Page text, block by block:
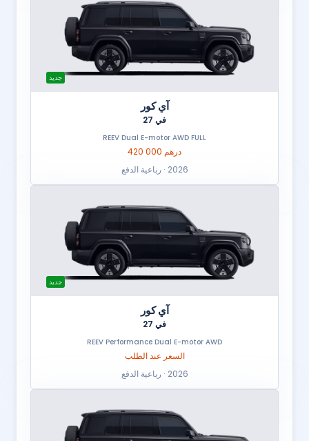
جديد
آي كور
في 27
REEV Dual E-motor AWD FULL
420 000 درهم
2026 · رباعية الدفع
جديد
آي كور
في 27
REEV Performance Dual E-motor AWD
السعر عند الطلب
2026 · رباعية الدفع